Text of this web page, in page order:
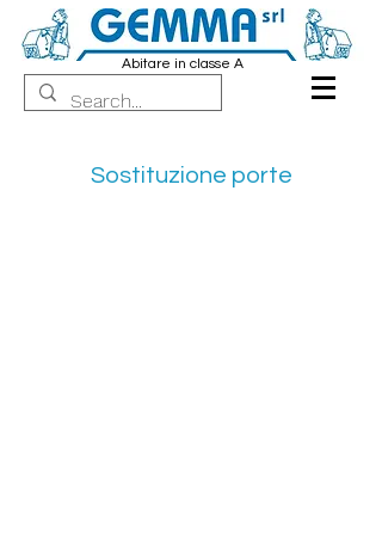
Abitare in classe A
Sostituzione porte